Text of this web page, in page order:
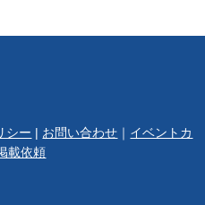
シー お問い合わせ
イベントカ
載依頼